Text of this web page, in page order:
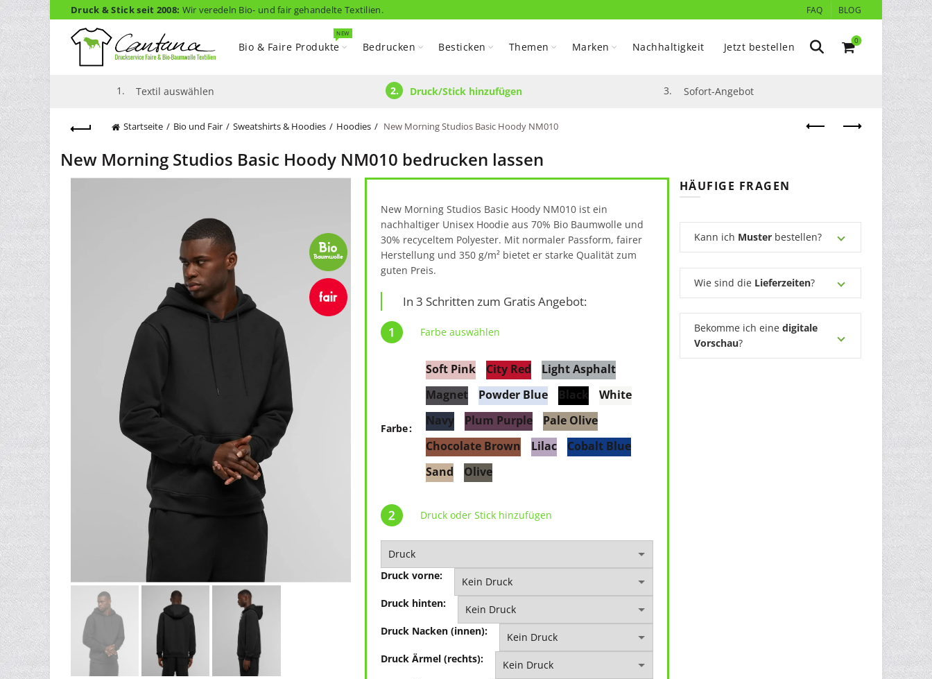
Druck & Stick seit 2008: Wir veredeln Bio- und fair gehandelte Textilien. FAQ BLOG
Bio & Faire Produkte
NEW
Bedrucken Besticken Themen Marken Nachhaltigkeit Jetzt bestellen 0
1. Textil auswählen 2. Druck/Stick hinzufügen 3. Sofort-Angebot
Startseite Bio und Fair Sweatshirts & Hoodies Hoodies New Morning Studios Basic Hoody NM010
New Morning Studios Basic Hoody NM010 bedrucken lassen
New Morning Studios Basic Hoody NM010 ist ein
nachhaltiger Unisex Hoodie aus 70% Bio Baumwolle und
30% recyceltem Polyester. Mit normaler Passform, fairer
Herstellung und 350 g/m² bietet er starke Qualität zum
guten Preis.
In 3 Schritten zum Gratis Angebot:
Farbe auswählen
Farbe
Soft Pink City Red
Light Asphalt
Magnet
Powder Blue Black
White
Navy
Plum Purple
Pale Olive
Chocolate Brown
Lilac
Cobalt Blue
Sand
Olive
Druck oder Stick hinzufügen
Druck vorne:
Druck hinten:
Druck Nacken (innen):
Druck Ärmel (rechts):
HÄUFIGE FRAGEN
Kann ich Musterbestellen?
Wie sind die Lieferzeiten?
Bekomme ich eine digitale
Vorschau?